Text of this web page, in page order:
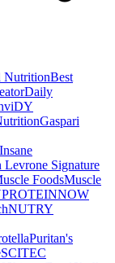
NutritionBest
Daily
DY
Gaspari
Insane
Levrone Signature
FoodsMuscle
NOW
NUTRY
Puritan's
SCITEC